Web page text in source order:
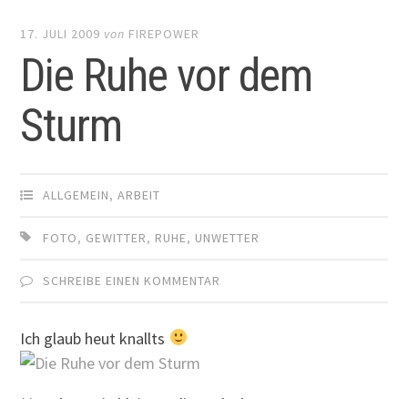
17. JULI 2009 von FIREPOWER
Die Ruhe vor dem
Sturm
ALLGEMEIN,ARBEIT
FOTO, GEWITTER, RUHE, UNWETTER
SCHREIBE EINEN KOMMENTAR
Ich glaub heut knallts